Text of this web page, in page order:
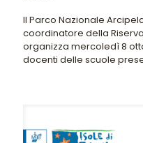
Il Parco Nazionale
coordinatore della
organizza mercoledì 8
docenti delle scuole